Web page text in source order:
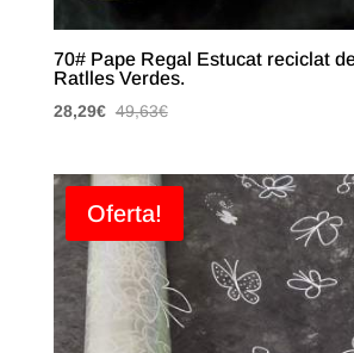
70# Pape Regal Estucat reciclat
Ratlles Verdes.
28,29€ 49,63€
Oferta!